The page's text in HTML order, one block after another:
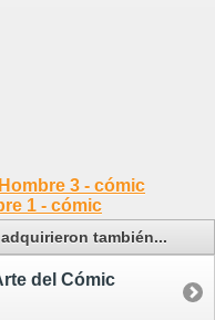
3 - cómic
1 - cómic
también...
del Cómic